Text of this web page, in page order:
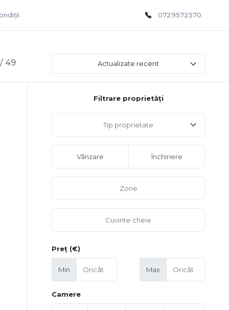
0729572570
49 Actualizate recent
Filtrare proprietăți
Tip proprietate
Vânzare Închiriere
Preț (€)
Min Max
Camere